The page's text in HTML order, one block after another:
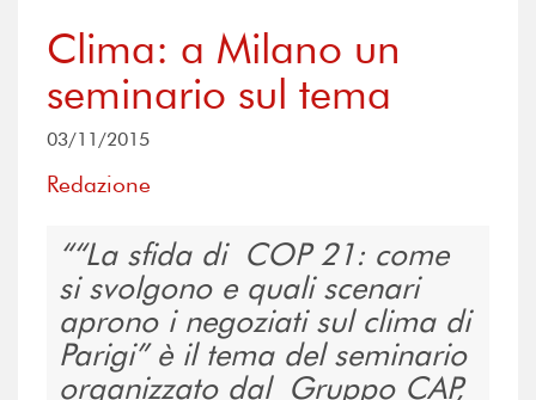
Clima: a Milano un
seminario sul tema
03/11/2015
Redazione
“La sfida di COP 21: come
si svolgono e quali scenari
aprono i negoziati sul clima di
Parigi” è il tema del seminario
organizzato dal Gruppo CAP,